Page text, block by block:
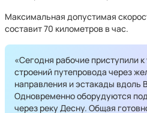
Максимальная допустимая
составит 70 километров в час.
«Сегодня рабочие приступили
строений путепровода через
направления и эстакады вдоль
Одновременно оборудуются
через реку Десну. Общая